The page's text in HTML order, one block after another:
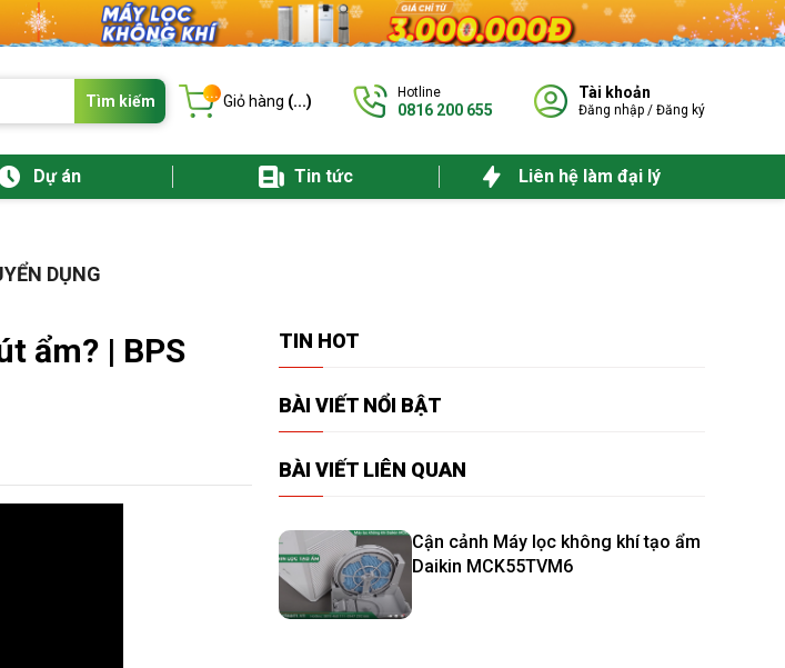
Tìm kiếm ... Giỏ hàng (...) Hotline
0816 200 655
Tài khoản
Đăng nhập / Đăng ký
Dự án Tin tức Liên hệ làm đại lý
DỤNG
ẩm? | BPS
TIN HOT
BÀI VIẾT NỔI BẬT
BÀI VIẾT LIÊN QUAN
Cận cảnh Máy lọc không khí tạo ẩm
Daikin MCK55TVM6